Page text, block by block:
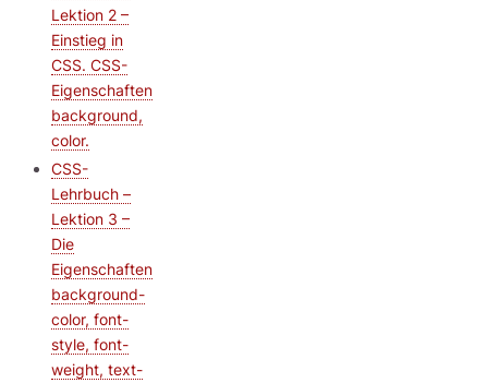
Lektion 2 –
Einstieg in
CSS. CSS-
Eigenschaften
background,
color.
CSS-
Lehrbuch –
Lektion 3 –
Die
Eigenschaften
background-
color, font-
style, font-
weight, text-